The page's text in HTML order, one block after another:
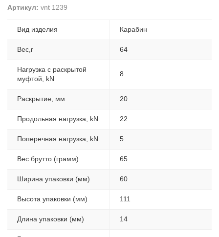
Артикул: vnt 1239
Вид изделия Карабин
Вес,г 64
Нагрузка с раскрытой
муфтой, kN
8
Раскрытие, мм 20
Продольная нагрузка, kN 22
Поперечная нагрузка, kN 5
Вес брутто (грамм) 65
Ширина упаковки (мм) 60
Высота упаковки (мм) 111
Длина упаковки (мм) 14